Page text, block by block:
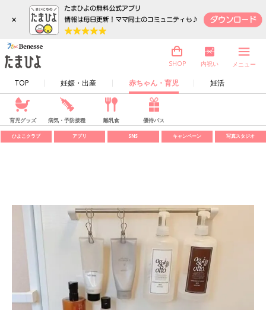
×
TOP 妊娠・出産 赤ちゃん・育児 妊活
SHOP 内祝い メニュー
育児グッズ 病気・予防接種 離乳食 優待パス
ひよこクラブ アプリ SNS キャンペーン 写真スタジオ